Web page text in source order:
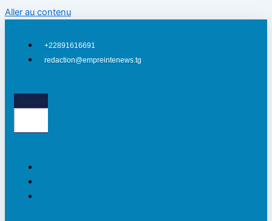
Aller au contenu
+22891616691
redaction@empreintenews.tg